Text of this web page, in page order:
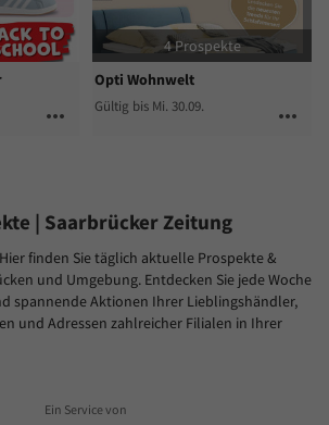
more_horiz
4 Prospekte
Opti Wohnwelt
Gültig bis Mi. 30.09. more_horiz
| Saarbrücker Zeitung
finden Sie täglich aktuelle Prospekte &
und Umgebung. Entdecken Sie jede Woche
spannende Aktionen Ihrer Lieblingshändler,
und Adressen zahlreicher Filialen in Ihrer
Ein Service von